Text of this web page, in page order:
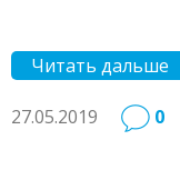
Читать дальше
27.05.2019 0